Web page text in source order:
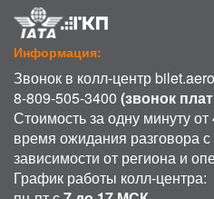
Информация:
Звонок в колл-центр
8-809-505-3400 (звонок
Стоимость за одну минуту
время ожидания разговора
зависимости от региона и
График работы колл-центра: